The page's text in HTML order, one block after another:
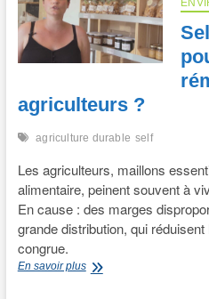
danger
?
agriculteurs ?
agriculture durable self
Les agriculteurs, maillons
alimentaire, peinent souvent à
En cause : des marges
grande distribution, qui
congrue.
En savoir plusSelf